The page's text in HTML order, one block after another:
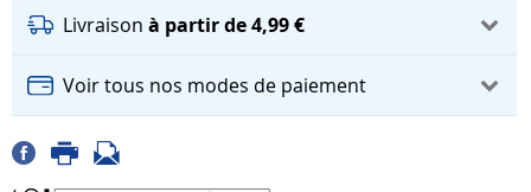
Livraison à partir de 4,99 €
Voir tous nos modes de paiement